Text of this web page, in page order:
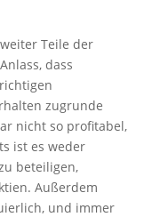
Teile der
dass
zugrunde
nicht so profitabel,
ist es weder
beteiligen,
Außerdem
und immer